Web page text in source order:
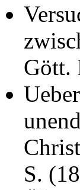
Gött.
S.